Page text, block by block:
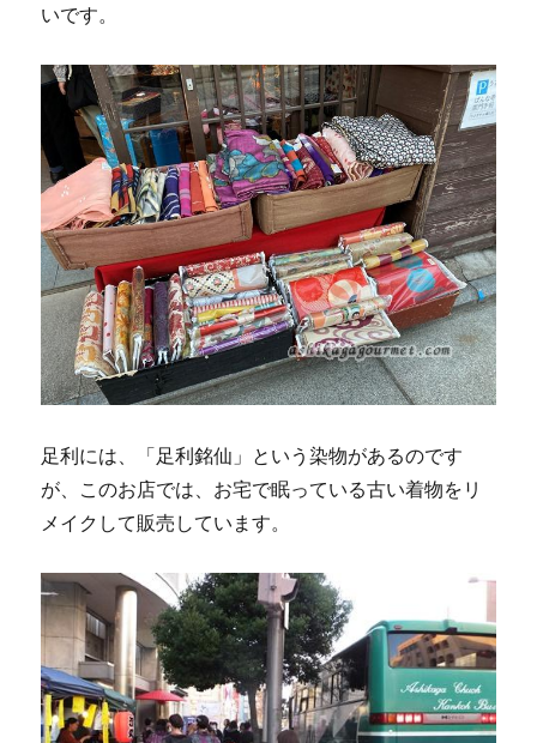
いです。
足利には、「足利銘仙」という染物があるのです
が、このお店では、お宅で眠っている古い着物をリ
メイクして販売しています。